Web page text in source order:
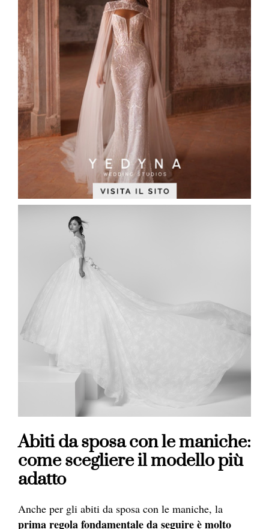
Abiti da sposa con le maniche:
come scegliere il modello più
adatto
Anche per gli abiti da sposa con le maniche, la
prima regola fondamentale da seguire è molto